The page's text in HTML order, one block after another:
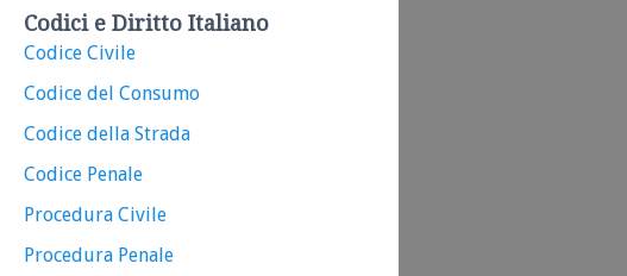
Codici e Diritto Italiano
Codice Civile
Codice del Consumo
Codice della Strada
Codice Penale
Procedura Civile
Procedura Penale